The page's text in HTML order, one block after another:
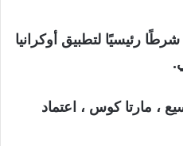
رئيسيًا لتطبيق أوكرانيا
، مارتا كوس ، اعتماد